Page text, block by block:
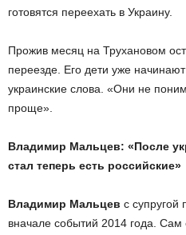
готовятся переехать в Украину.
Прожив месяц на Трухановом
переезде. Его дети уже
украинские слова. «Они не
проще».
Владимир Мальцев: «После
стал теперь есть российские»
Владимир Мальцев с супругой
вначале событий 2014 года.